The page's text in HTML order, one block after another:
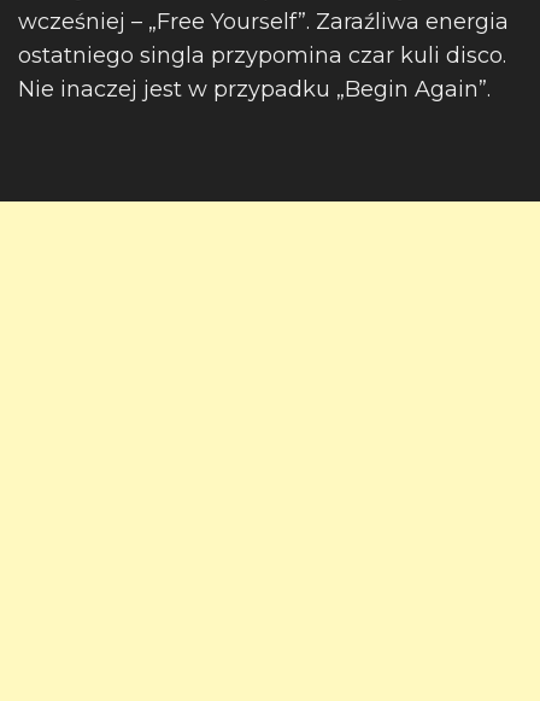
wcześniej – „Free Yourself”. Zaraźliwa energia
ostatniego singla przypomina czar kuli disco.
Nie inaczej jest w przypadku „Begin Again”.